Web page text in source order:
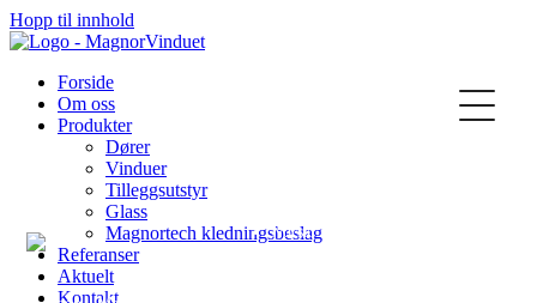
Hopp til innhold
Forside
Om oss
Produkter
Dører
Vinduer
Tilleggsutstyr
Glass
Magnortech kledningsbeslag
Referanser
Aktuelt
Kontakt
Norsk